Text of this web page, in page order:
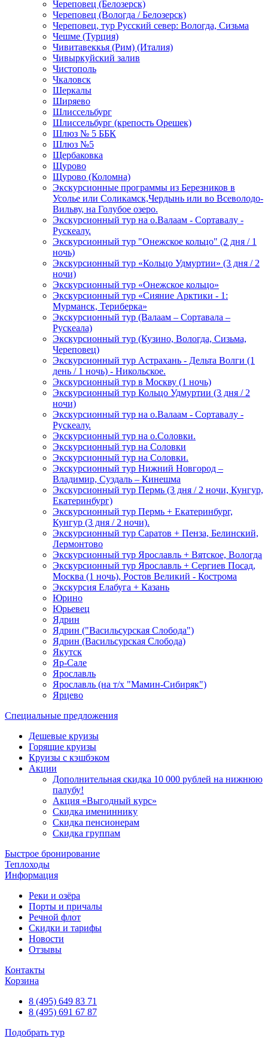
Череповец (Белозерск)
Череповец (Вологда / Белозерск)
Череповец, тур Русский север: Вологда, Сизьма
Чешме (Турция)
Чивитавеккья (Рим) (Италия)
Чивыркуйский залив
Чистополь
Чкаловск
Шеркалы
Ширяево
Шлиссельбург
Шлиссельбург (крепость Орешек)
Шлюз № 5 ББК
Шлюз №5
Щербаковка
Щурово
Щурово (Коломна)
Экскурсионные программы из Березников в
Усолье или Соликамск,Чердынь или во Всеволодо-
Вильву, на Голубое озеро.
Экскурсионный тур на о.Валаам - Сортавалу -
Рускеалу.
Экскурсионный тур "Онежское кольцо" (2 дня / 1
ночь)
Экскурсионный тур «Кольцо Удмуртии» (3 дня / 2
ночи)
Экскурсионный тур «Онежское кольцо»
Экскурсионный тур «Сияние Арктики - 1:
Мурманск, Териберка»
Экскурсионный тур (Валаам – Сортавала –
Рускеала)
Экскурсионный тур (Кузино, Вологда, Сизьма,
Череповец)
Экскурсионный тур Астрахань - Дельта Волги (1
день / 1 ночь) - Никольское.
Экскурсионный тур в Москву (1 ночь)
Экскурсионный тур Кольцо Удмуртии (3 дня / 2
ночи)
Экскурсионный тур на о.Валаам - Сортавалу -
Рускеалу.
Экскурсионный тур на о.Соловки.
Экскурсионный тур на Соловки
Экскурсионный тур на Соловки.
Экскурсионный тур Нижний Новгород –
Владимир, Суздаль – Кинешма
Экскурсионный тур Пермь (3 дня / 2 ночи, Кунгур,
Екатеринбург)
Экскурсионный тур Пермь + Екатеринбург,
Кунгур (3 дня / 2 ночи).
Экскурсионный тур Саратов + Пенза, Белинский,
Лермонтово
Экскурсионный тур Ярославль + Вятское, Вологда
Экскурсионный тур Ярославль + Сергиев Посад,
Москва (1 ночь), Ростов Великий - Кострома
Экскурсия Елабуга + Казань
Юрино
Юрьевец
Ядрин
Ядрин ("Васильсурская Слобода")
Ядрин (Васильсурская Слобода)
Якутск
Яр-Сале
Ярославль
Ярославль (на т/х "Мамин-Сибиряк")
Ярцево
Специальные предложения
Дешевые круизы
Горящие круизы
Круизы с кэшбэком
Акции
Дополнительная скидка 10 000 рублей на нижнюю
палубу!
Акция «Выгодный курс»
Скидка имениннику
Скидка пенсионерам
Скидка группам
Быстрое бронирование
Теплоходы
Информация
Реки и озёра
Порты и причалы
Речной флот
Скидки и тарифы
Новости
Отзывы
Контакты
Корзина
8 (495) 649 83 71
8 (495) 691 67 87
Подобрать тур